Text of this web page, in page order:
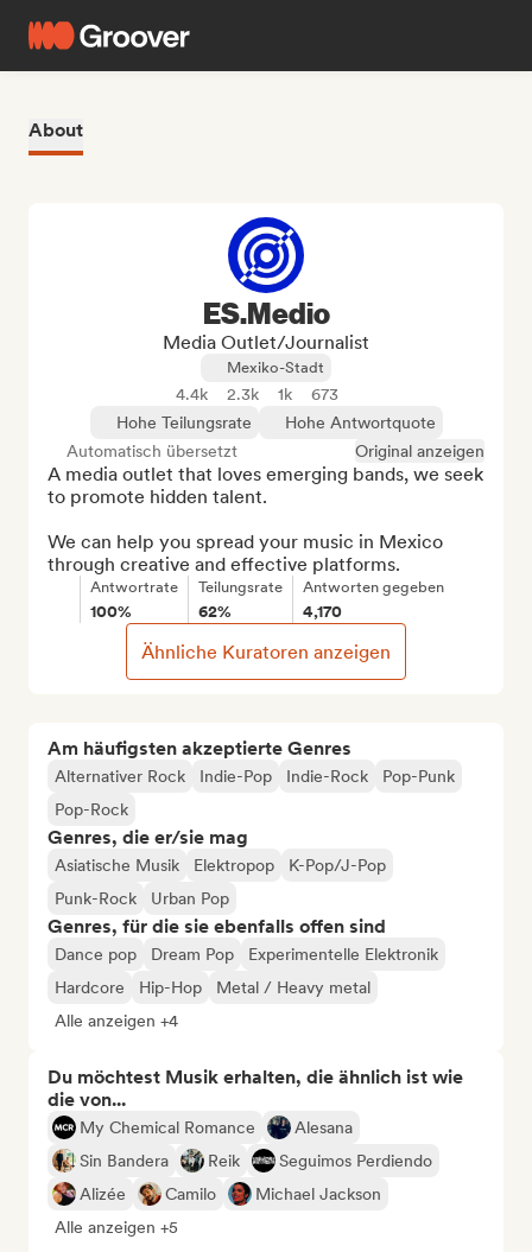
About
Am häufigsten akzeptierte Genres
Alternativer Rock Indie-Pop Indie-Rock
Pop-Punk
Pop-Rock
Genres, die er/sie mag
Asiatische Musik Elektropop
K-Pop/J-Pop
Punk-Rock
Urban Pop
Genres, für die sie ebenfalls offen sind
Dance pop Dream Pop
Experimentelle Elektronik
Hardcore
Hip-Hop
Metal / Heavy metal
Alle anzeigen +4
Du möchtest Musik erhalten, die ähnlich ist wie
die von...
My Chemical Romance
Alesana
Sin Bandera
Reik
Seguimos Perdiendo
Alizée
Camilo
Michael Jackson
Alle anzeigen +5
ES.Medio
Media Outlet/Journalist
Mexiko-Stadt
4.4k 2.3k 1k
673
Hohe Teilungsrate
Hohe Antwortquote
Automatisch übersetzt
Original anzeigen
A media outlet that loves emerging bands, we seek
to promote hidden talent.
We can help you spread your music in Mexico
through creative and effective platforms.
Antwortrate
100%
Teilungsrate
62%
Antworten gegeben
4,170
Ähnliche Kuratoren anzeigen